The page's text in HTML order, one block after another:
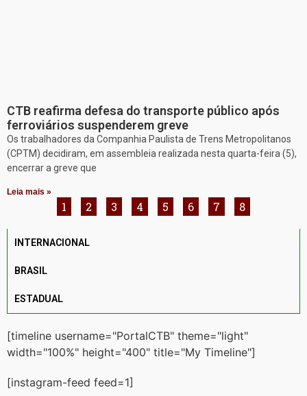
CTB reafirma defesa do transporte público após
ferroviários suspenderem greve
Os trabalhadores da Companhia Paulista de Trens Metropolitanos
(CPTM) decidiram, em assembleia realizada nesta quarta-feira (5),
encerrar a greve que
Leia mais »
1 2 3 4 5 6 7 8
INTERNACIONAL
BRASIL
ESTADUAL
[timeline username="PortalCTB" theme="light"
width="100%" height="400" title="My Timeline"]
[instagram-feed feed=1]